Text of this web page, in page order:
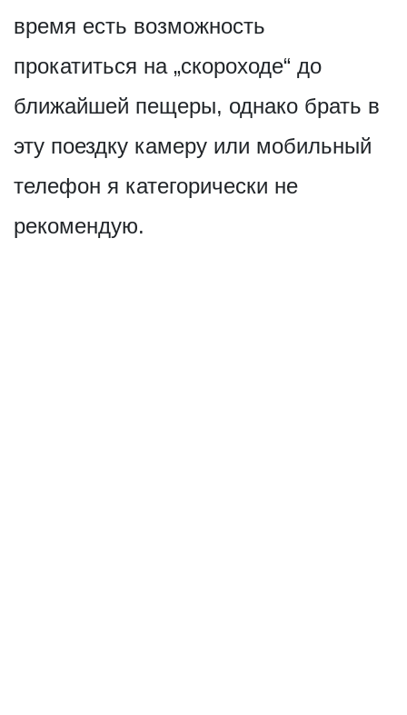
время есть возможность
прокатиться на „скороходе“ до
ближайшей пещеры, однако брать в
эту поездку камеру или мобильный
телефон я категорически не
рекомендую.